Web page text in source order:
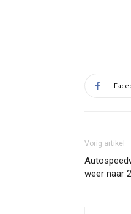
Vorig artikel
weer naar